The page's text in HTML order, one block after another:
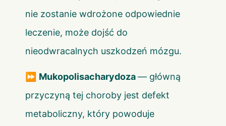
nie zostanie wdrożone odpowiednie
leczenie, może dojść do
nieodwracalnych uszkodzeń mózgu.
⏩ Mukopolisacharydoza— główną
przyczyną tej choroby jest defekt
metaboliczny, który powoduje